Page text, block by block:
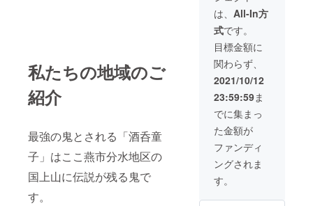
私たちの地域のご
紹介
最強の鬼とされる「酒呑童
子」はここ燕市分水地区の
国上山に伝説が残る鬼で
す。
（祈）
願成就
しま
す。 燕
市の良
い鬼
（4,102
円）に
ご支援
お願い
しま
す。 ■
酒呑童
子 黒
ベース
大願成
は、 All-In方
式です。
目標金額に
関わらず、
2021/10/12
23:59:59ま
でに集まっ
た金額が
ファンディ
ングされま
す。